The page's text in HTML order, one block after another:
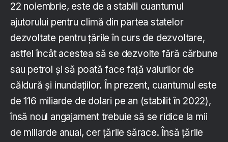
22 noiembrie, este de a stabili cuantumul
ajutorului pentru climă din partea statelor
dezvoltate pentru ţările în curs de dezvoltare,
astfel încât acestea să se dezvolte fără cărbune
sau petrol şi să poată face faţă valurilor de
căldură şi inundaţiilor. În prezent, cuantumul este
de 116 miliarde de dolari pe an (stabilit în 2022),
însă noul angajament trebuie să se ridice la mii
de miliarde anual, cer ţările sărace. Însă ţările